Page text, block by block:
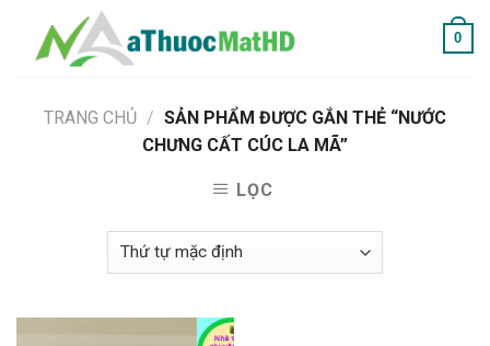
content
0
TRANG CHỦ / SẢN PHẨM ĐƯỢC GẮN THẺ “NƯỚC
CHƯNG CẤT CÚC LA MÃ”
LỌC